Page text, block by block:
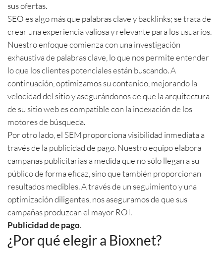
sus ofertas.
SEO es algo más que palabras clave y backlinks; se trata de
crear una experiencia valiosa y relevante para los usuarios.
Nuestro enfoque comienza con una investigación
exhaustiva de palabras clave, lo que nos permite entender
lo que los clientes potenciales están buscando. A
continuación, optimizamos su contenido, mejorando la
velocidad del sitio y asegurándonos de que la arquitectura
de su sitio web es compatible con la indexación de los
motores de búsqueda.
Por otro lado, el SEM proporciona visibilidad inmediata a
través de la publicidad de pago. Nuestro equipo elabora
campañas publicitarias a medida que no sólo llegan a su
público de forma eficaz, sino que también proporcionan
resultados medibles. A través de un seguimiento y una
optimización diligentes, nos aseguramos de que sus
campañas produzcan el mayor ROI.
Publicidad de pago.
¿Por qué elegir a Bioxnet?